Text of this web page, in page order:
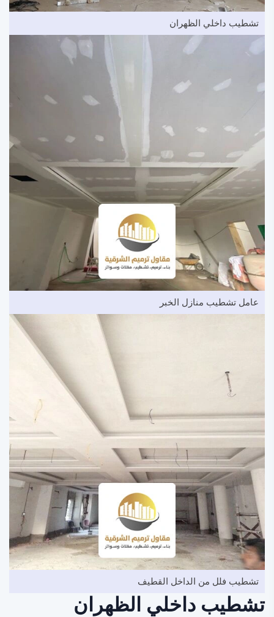
تشطيب داخلي الظهران
عامل تشطيب منازل الخبر
تشطيب فلل من الداخل القطيف
تشطيب داخلي الظهران